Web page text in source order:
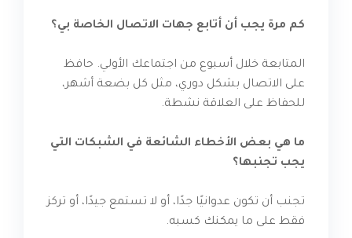
كم مرة يجب أن أتابع جهات الاتصال الخاصة بي؟
المتابعة خلال أسبوع من اجتماعك الأولي. حافظ
على الاتصال بشكل دوري، مثل كل بضعة أشهر،
للحفاظ على العلاقة نشطة.
ما هي بعض الأخطاء الشائعة في الشبكات التي
يجب تجنبها؟
تجنب أن تكون عدوانيًا جدًا، أو لا تستمع جيدًا، أو تركز
فقط على ما يمكنك كسبه.